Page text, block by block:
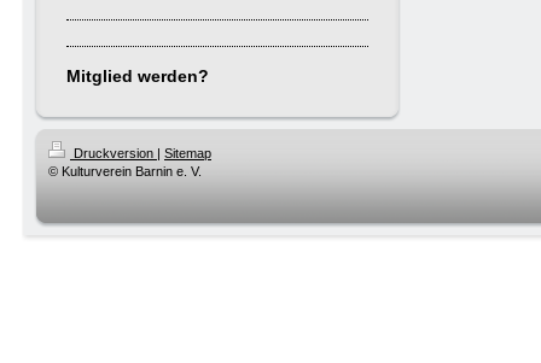
Mitglied werden?
Druckversion | Sitemap
© Kulturverein Barnin e. V.